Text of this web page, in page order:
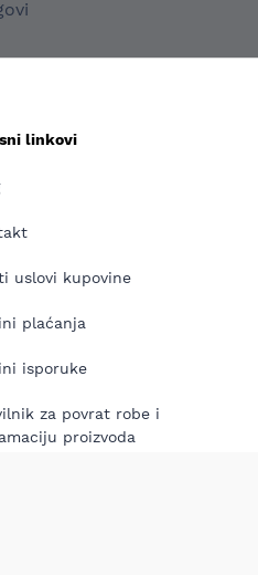
linkovi
uslovi kupovine
plaćanja
isporuke
za povrat robe i
proizvoda